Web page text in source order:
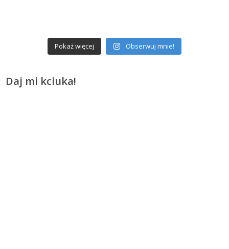
Pokaż więcej Obserwuj mnie!
Daj mi kciuka!